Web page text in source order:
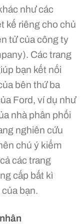
như các
kế riêng cho chủ
tử của công ty
Các trang
bạn kết nối
bên thứ ba
Ford, ví dụ như
nhà phân phối
nghiên cứu
chú ý kiểm
các trang
cấp bất kì
bạn.